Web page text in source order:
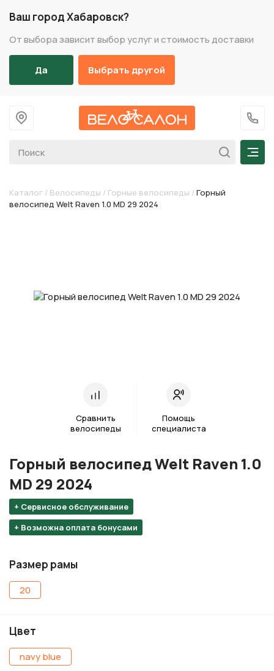
Ваш город Хабаровск?
От выбора зависит выбор услуг и стоимость доставки
Да Выбрать другой
На главную
+7
Каталог / Велосипеды / Горные велосипеды / Горный
велосипед Welt Raven 1.0 MD 29 2024
Сравнить
велосипеды
Помощь
специалиста
+ Сервисное обслуживание
+ Возможна оплата бонусами
Горный велосипед Welt Raven 1.0
MD 29 2024
Размер рамы
20
Цвет
navy blue